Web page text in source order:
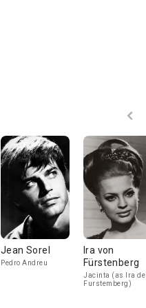
Jean Sorel
Pedro Andreu
Ira von
Fürstenberg
Jacinta (as Ira de
Furstemberg)